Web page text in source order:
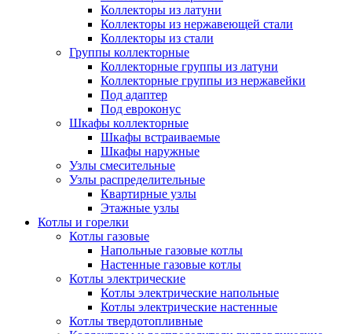
Коллекторы из латуни
Коллекторы из нержавеющей стали
Коллекторы из стали
Группы коллекторные
Коллекторные группы из латуни
Коллекторные группы из нержавейки
Под адаптер
Под евроконус
Шкафы коллекторные
Шкафы встраиваемые
Шкафы наружные
Узлы смесительные
Узлы распределительные
Квартирные узлы
Этажные узлы
Котлы и горелки
Котлы газовые
Напольные газовые котлы
Настенные газовые котлы
Котлы электрические
Котлы электрические напольные
Котлы электрические настенные
Котлы твердотопливные